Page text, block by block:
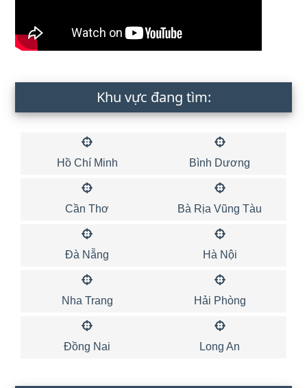
Khu vực đang tìm:
Hồ Chí Minh Bình Dương
Cần Thơ Bà Rịa Vũng Tàu
Đà Nẵng Hà Nội
Nha Trang Hải Phòng
Đồng Nai Long An